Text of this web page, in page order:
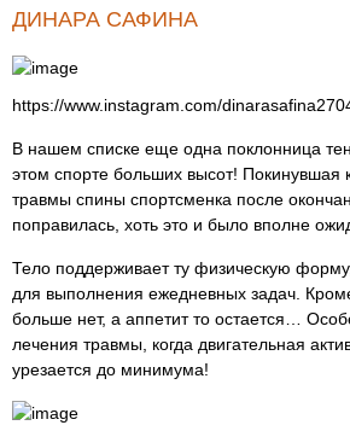
ДИНАРА САФИНА
https://www.instagram.com/
В нашем списке еще одна поклонница
этом спорте больших высот! Покинувшая
травмы спины спортсменка после
поправилась, хоть это и было вполне
Тело поддерживает ту физическую
для выполнения ежедневных задач.
больше нет, а аппетит то остается…
лечения травмы, когда двигательная
урезается до минимума!